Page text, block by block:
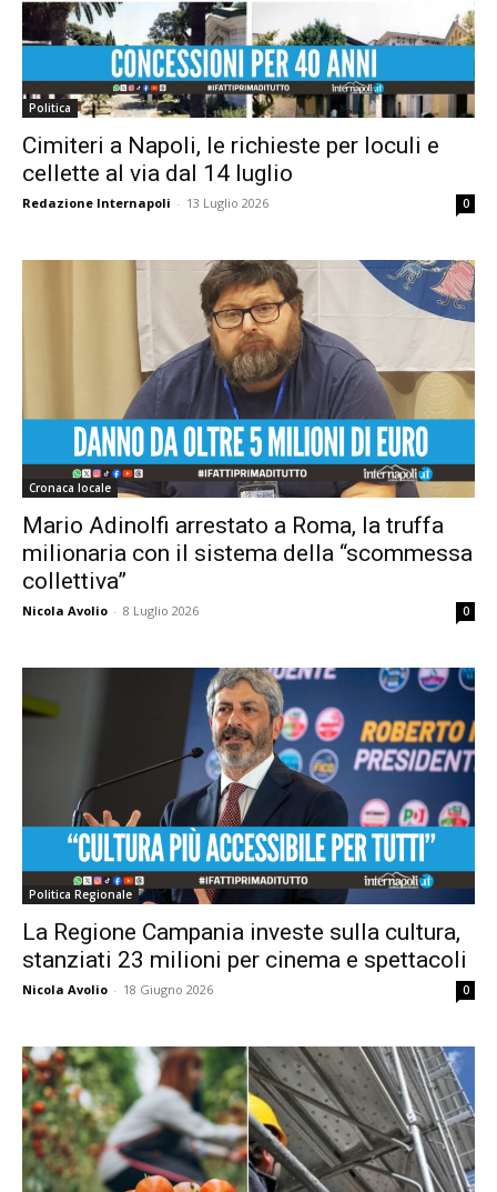
Politica
Cimiteri a Napoli, le richieste per loculi e
cellette al via dal 14 luglio
Redazione Internapoli - 13 Luglio 2026 0
Cronaca locale
Mario Adinolfi arrestato a Roma, la truffa
milionaria con il sistema della “scommessa
collettiva”
Nicola Avolio - 8 Luglio 2026 0
Politica Regionale
La Regione Campania investe sulla cultura,
stanziati 23 milioni per cinema e spettacoli
Nicola Avolio - 18 Giugno 2026 0